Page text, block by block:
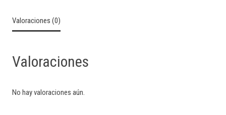
Valoraciones (0)
Valoraciones
No hay valoraciones aún.